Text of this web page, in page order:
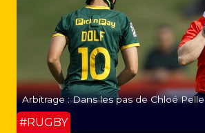
Arbitrage : Dans les pas de Chloé Pelle
#RUGBY